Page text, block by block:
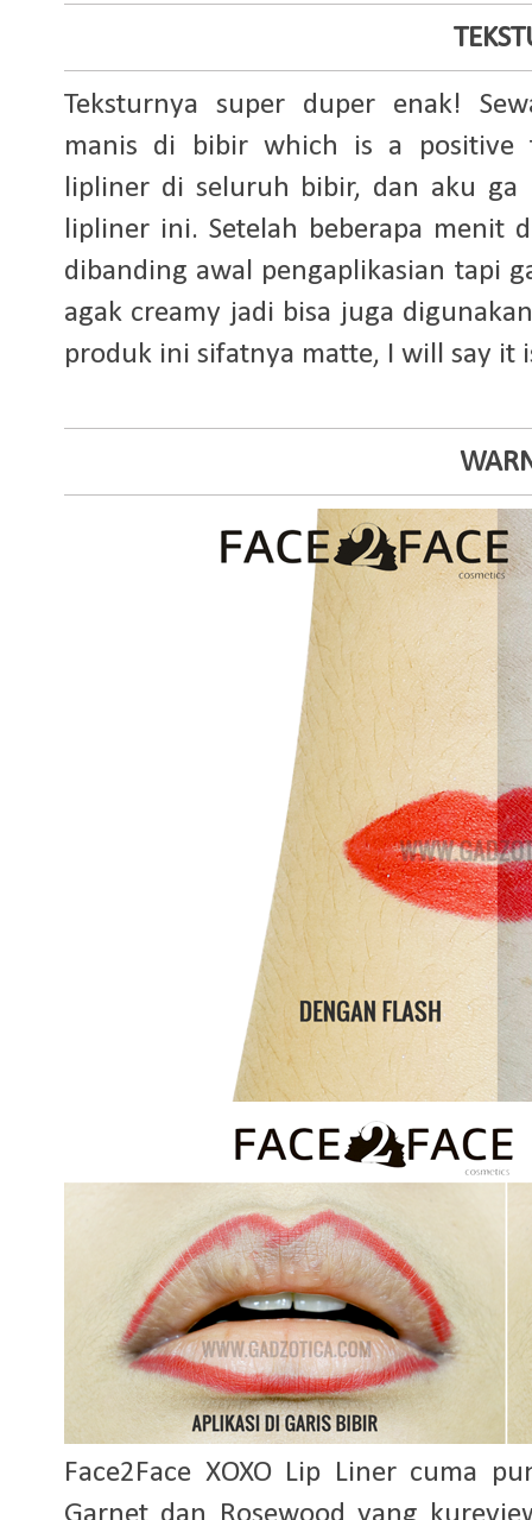
Teksturnya super duper enak!
manis di bibir which is a positive
lipliner di seluruh bibir, dan aku ga
lipliner ini. Setelah beberapa menit
dibanding awal pengaplikasian tapi
agak creamy jadi bisa juga
produk ini sifatnya matte, I will say it
Face2Face XOXO Lip Liner cuma